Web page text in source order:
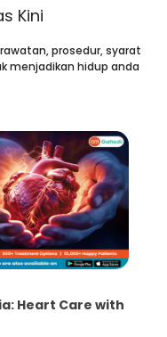
Kini
prosedur, syarat
menjadikan hidup anda
Heart Care with